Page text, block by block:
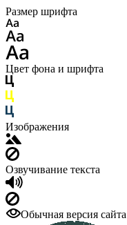
Размер шрифта
Цвет фона и шрифта
Изображения
Озвучивание текста
Обычная версия сайта